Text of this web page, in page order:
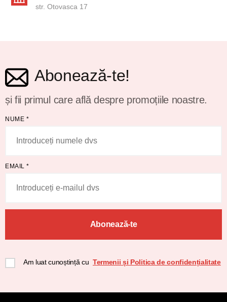
str. Otovasca 17
Abonează-te!
și fii primul care află despre promoțiile noastre.
NUME *
EMAIL *
Abonează-te
Am luat cunoștință cu Termenii și Politica de confidențialitate